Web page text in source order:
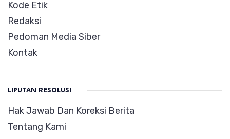
Kode Etik
Redaksi
Pedoman Media Siber
Kontak
LIPUTAN RESOLUSI
Hak Jawab Dan Koreksi Berita
Tentang Kami